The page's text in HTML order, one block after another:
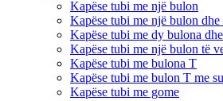
Kapëse tubi me një bulon
Kapëse tubi me një bulon dhe
Kapëse tubi me dy bulona
Kapëse tubi me një bulon të
Kapëse tubi me bulona T
Kapëse tubi me bulon T me
Kapëse tubi me gome